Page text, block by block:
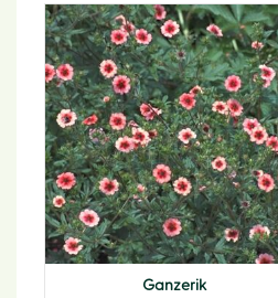
Ganzerik